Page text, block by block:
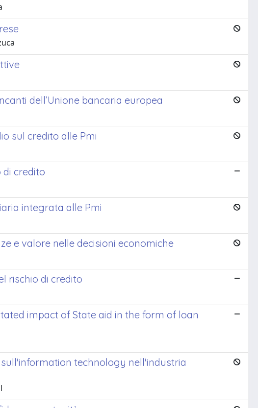
dell’Unione bancaria europea
sul credito alle Pmi
di credito
integrata alle Pmi
e valore nelle decisioni economiche
rischio di credito
impact of State aid in the form of loan
technology nell'industria